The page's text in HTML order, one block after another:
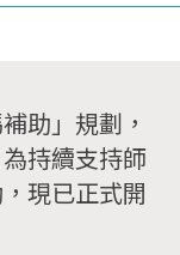
助」規劃，
持續支持師
現已正式開